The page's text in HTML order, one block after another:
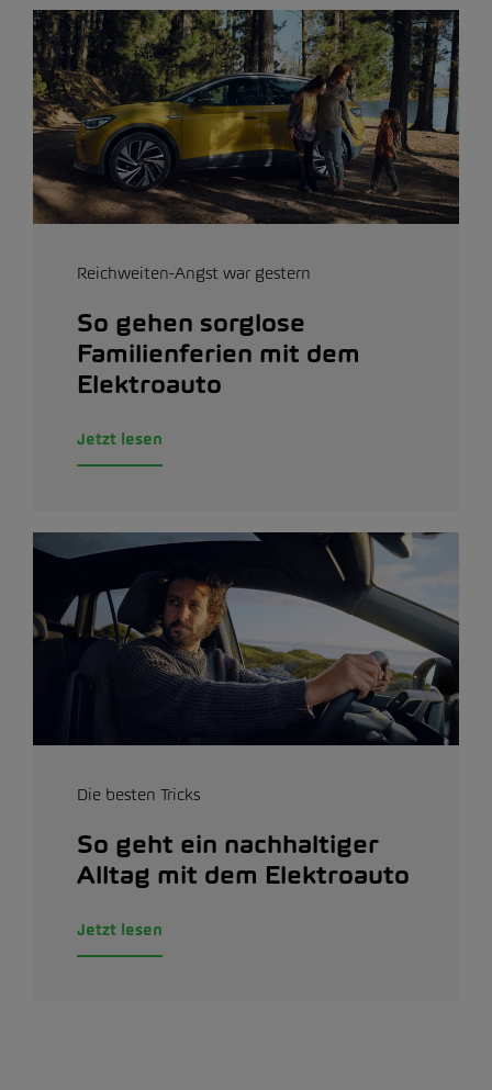
Reichweiten-Angst war gestern
So gehen sorglose
Familienferien mit dem
Elektroauto
Jetzt lesen
Die besten Tricks
So geht ein nachhaltiger
Alltag mit dem Elektroauto
Jetzt lesen